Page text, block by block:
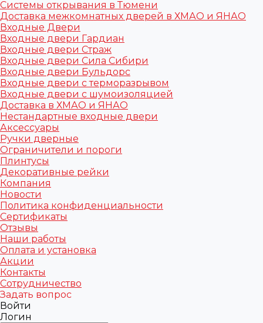
Системы открывания в Тюмени
Доставка межкомнатных дверей в ХМАО и ЯНАО
Входные Двери
Входные двери Гардиан
Входные двери Страж
Входные двери Сила Сибири
Входные двери Бульдорс
Входные двери с терморазрывом
Входные двери с шумоизоляцией
Доставка в ХМАО и ЯНАО
Нестандартные входные двери
Аксессуары
Ручки дверные
Ограничители и пороги
Плинтусы
Декоративные рейки
Компания
Новости
Политика конфиденциальности
Сертификаты
Отзывы
Наши работы
Оплата и установка
Акции
Контакты
Сотрудничество
Задать вопрос
Войти
Логин